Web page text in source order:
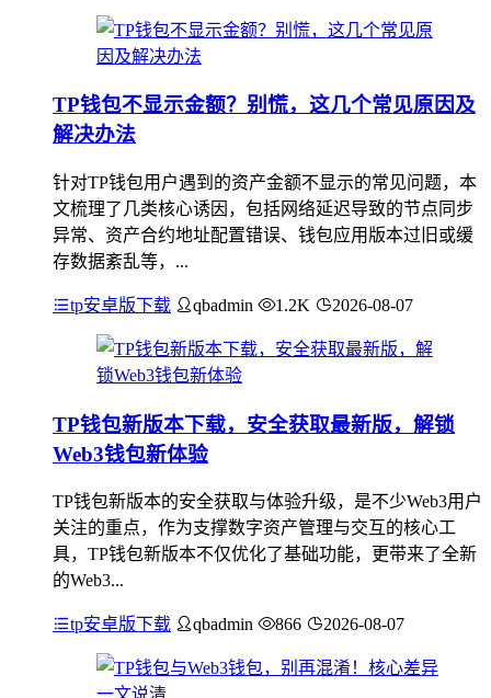
TP钱包不显示金额？别慌，这几个常见原因及
解决办法
针对TP钱包用户遇到的资产金额不显示的常见问题，本
文梳理了几类核心诱因，包括网络延迟导致的节点同步
异常、资产合约地址配置错误、钱包应用版本过旧或缓
存数据紊乱等，...
tp安卓版下载 qbadmin 1.2K 2026-08-07
TP钱包新版本下载，安全获取最新版，解锁
Web3钱包新体验
TP钱包新版本的安全获取与体验升级，是不少Web3用户
关注的重点，作为支撑数字资产管理与交互的核心工
具，TP钱包新版本不仅优化了基础功能，更带来了全新
的Web3...
tp安卓版下载 qbadmin 866 2026-08-07